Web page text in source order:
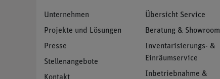
Unternehmen
Projekte und Lösungen
Presse
Stellenangebote
Übersicht Service
Beratung & Showroom
Inventarisierungs- &
Einräumservice
Inbetriebnahme &